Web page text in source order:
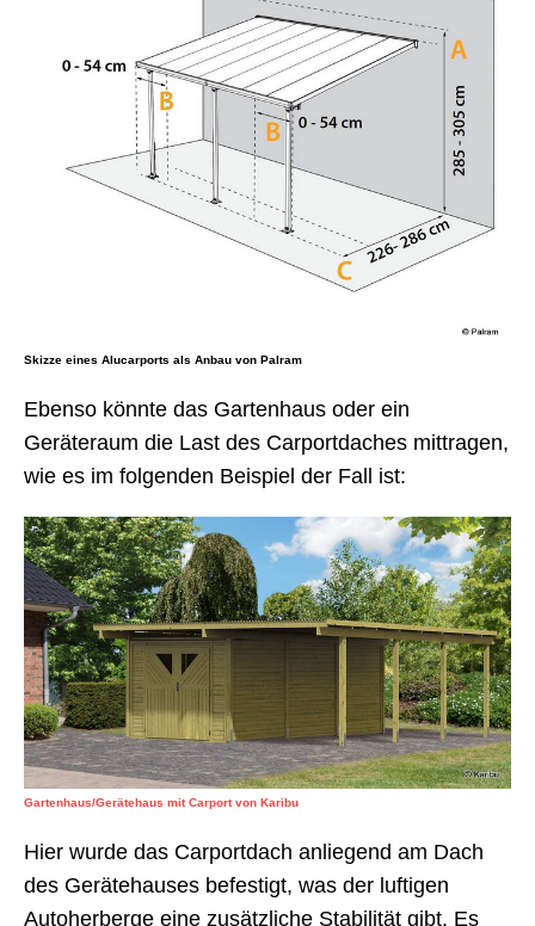
Skizze eines Alucarports als Anbau von Palram
Ebenso könnte das Gartenhaus oder ein
Geräteraum die Last des Carportdaches mittragen,
wie es im folgenden Beispiel der Fall ist:
Gartenhaus/Gerätehaus mit Carport von Karibu
Hier wurde das Carportdach anliegend am Dach
des Gerätehauses befestigt, was der luftigen
Autoherberge eine zusätzliche Stabilität gibt. Es